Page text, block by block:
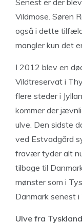
Senest er der
Vildmose. Søren
også i dette
mangler kun det
I 2012 blev en
Vildtreservat i
flere steder i
kommer der
ulve. Den sidste
ved Estvadgård
fravær tyder alt
tilbage til
mønster som i
Danmark senest
Ulve fra Tyskland